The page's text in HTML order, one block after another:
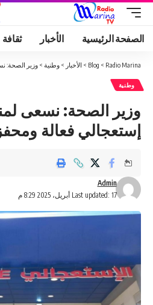
الصفحة الرئيسية الأخبار ثقافة
Radio Marina
>
Blog
> الأخبار > وطنية > وزير الصحة:
وطنية
وزير الصحة: نسعى
إستعجالي فعالة
Last updated: 17 أبريل، 2025 8:29 م
Admin